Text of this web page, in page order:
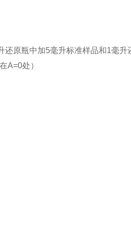
原瓶中加5毫升标准样品和1毫升
A=0处）